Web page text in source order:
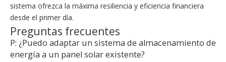
sistema ofrezca la máxima resiliencia y eficiencia financiera
desde el primer día.
Preguntas frecuentes
P: ¿Puedo adaptar un sistema de almacenamiento de
energía a un panel solar existente?